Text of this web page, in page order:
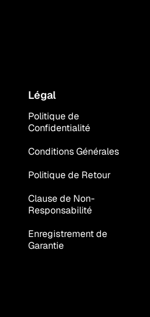
Légal
Politique de
Confidentialité
Conditions Générales
Politique de Retour
Clause de Non-
Responsabilité
Enregistrement de
Garantie